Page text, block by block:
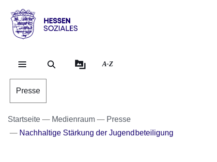
Hessen
Sozial
A-Z
Presse
Startseite Medienraum
Presse
Nachhaltige Stärkung der Jugendbeteiligung